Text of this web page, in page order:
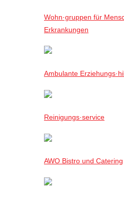
Wohn·gruppen für
Erkrankungen
Ambulante
Reinigungs·service
AWO Bistro und Catering